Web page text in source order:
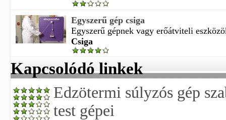
Egyszerű gép csiga
Egyszerű gépnek vagy erőátviteli
Csiga
Kapcsolódó linkek
Edzötermi súlyzós gép
test gépei